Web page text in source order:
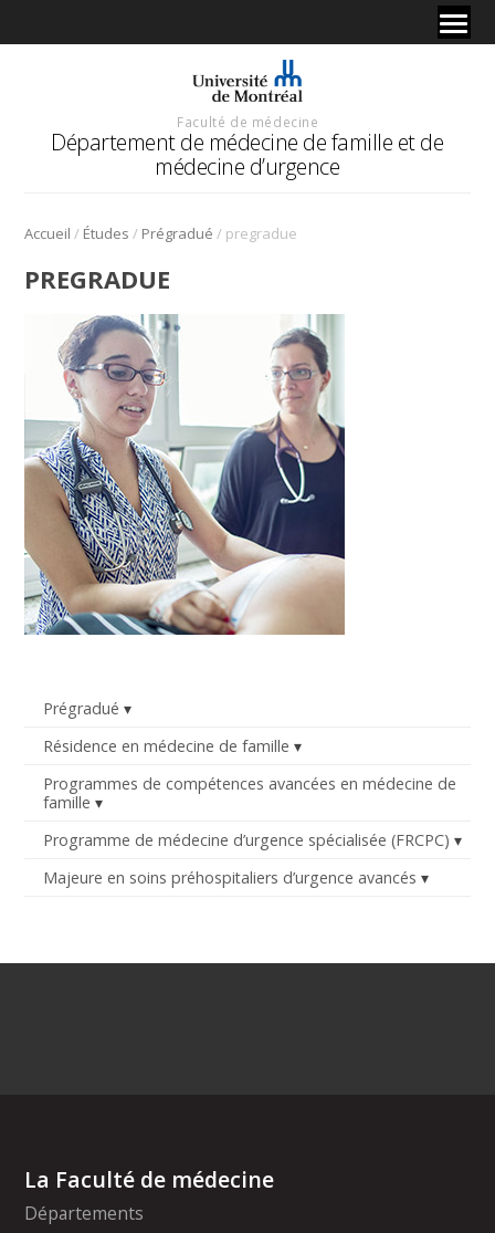
Faculté de médecine
Département de médecine de famille et de
médecine d’urgence
Accueil / Études / Prégradué / pregradue
Prégradué
Résidence en médecine de famille
Programmes de compétences avancées en médecine de
famille
Programme de médecine d’urgence spécialisée (FRCPC)
Majeure en soins préhospitaliers d’urgence avancés
PREGRADUE
La Faculté de médecine
Départements